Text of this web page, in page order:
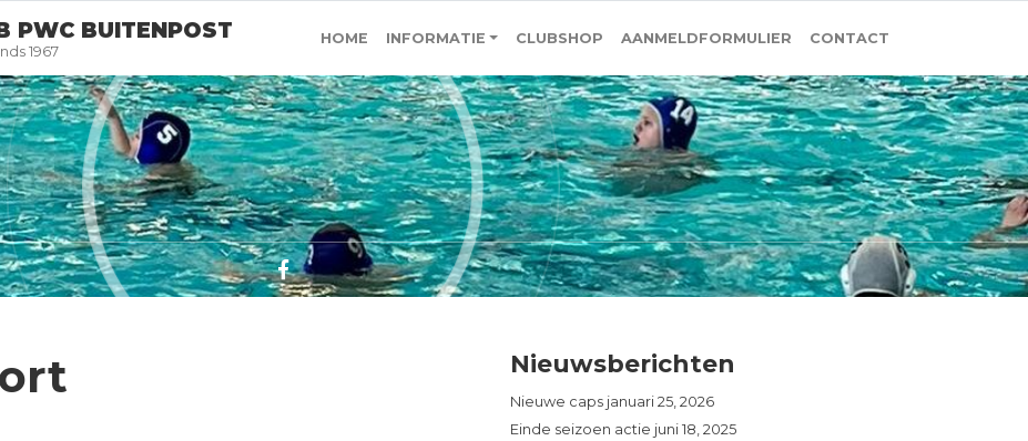
PWC BUITENPOST
1967
HOME INFORMATIE CLUBSHOP AANMELDFORMULIER CONTACT
Nieuwsberichten
Nieuwe caps januari 25, 2026
Einde seizoen actie juni 18, 2025